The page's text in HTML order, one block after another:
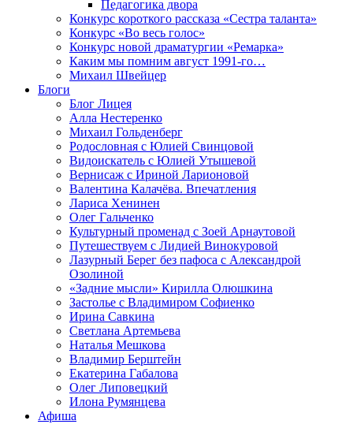
Педагогика двора
Конкурс короткого рассказа «Сестра таланта»
Конкурс «Во весь голос»
Конкурс новой драматургии «Ремарка»
Каким мы помним август 1991-го…
Михаил Швейцер
Блоги
Блог Лицея
Алла Нестеренко
Михаил Гольденберг
Родословная с Юлией Свинцовой
Видоискатель с Юлией Утышевой
Вернисаж с Ириной Ларионовой
Валентина Калачёва. Впечатления
Лариса Хенинен
Олег Гальченко
Культурный променад с Зоей Арнаутовой
Путешествуем с Лидией Винокуровой
Лазурный Берег без пафоса с Александрой
Озолиной
«Задние мысли» Кирилла Олюшкина
Застолье с Владимиром Софиенко
Ирина Савкина
Светлана Артемьева
Наталья Мешкова
Владимир Берштейн
Екатерина Габалова
Олег Липовецкий
Илона Румянцева
Афиша